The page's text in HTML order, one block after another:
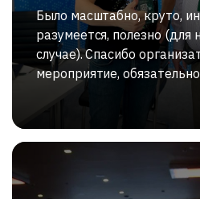
Было масштабно, круто,
разумеется, полезно (для
случае). Спасибо
мероприятие,